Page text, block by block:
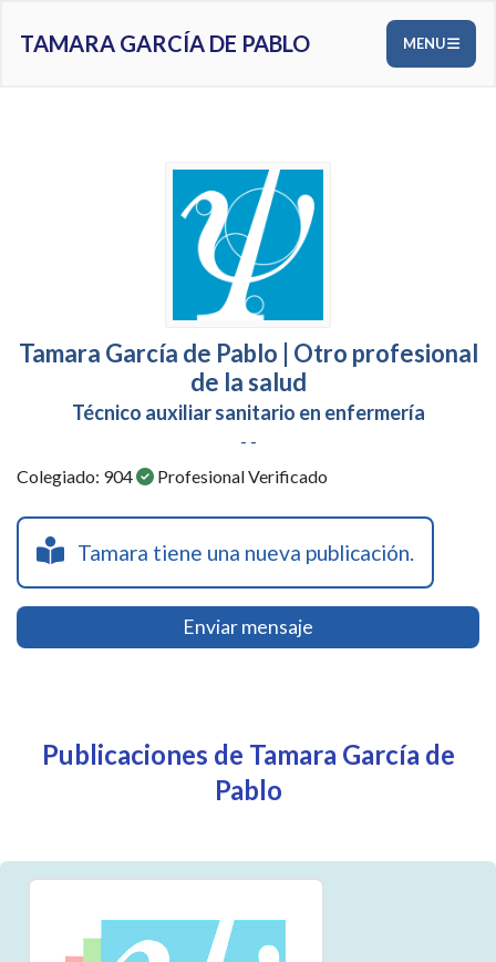
TAMARA GARCÍA DE PABLO MENU
Tamara García de Pablo | Otro profesional
de la salud
Técnico auxiliar sanitario en enfermería
- -
Colegiado: 904 Profesional Verificado
Tamara tiene una nueva publicación.
Enviar mensaje
Publicaciones de Tamara García de
Pablo